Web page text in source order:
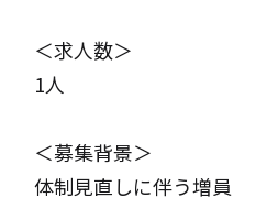
＜求人数＞
1人
＜募集背景＞
体制見直しに伴う増員